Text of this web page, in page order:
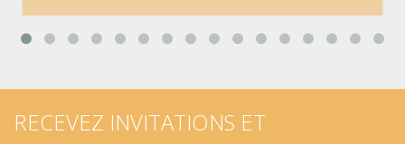
RECEVEZ INVITATIONS ET